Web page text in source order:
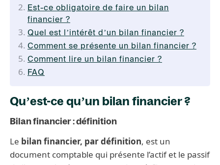
Est-ce obligatoire de faire un bilan
financier ?
Quel est l’intérêt d’un bilan financier ?
Comment se présente un bilan financier ?
Comment lire un bilan financier ?
FAQ
Qu’est-ce qu’un bilan financier ?
Bilan financier : définition
Le bilan financier, par définition, est un
document comptable qui présente l’actif et le passif